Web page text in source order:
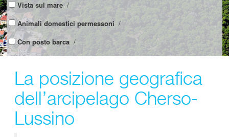
Vista sul mare /
Animali domestici permessoni /
Con posto barca /
La posizione geografica
dell’arcipelago Cherso-
Lussino